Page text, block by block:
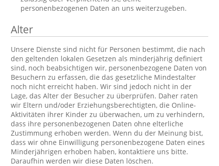
personenbezogenen Daten an uns weiterzugeben.
Alter
Unsere Dienste sind nicht für Personen bestimmt, die nach
den geltenden lokalen Gesetzen als minderjährig definiert
sind, noch beabsichtigen wir, personenbezogene Daten von
Besuchern zu erfassen, die das gesetzliche Mindestalter
noch nicht erreicht haben. Wir sind jedoch nicht in der
Lage, das Alter der Besucher zu überprüfen. Daher raten
wir Eltern und/oder Erziehungsberechtigten, die Online-
Aktivitäten ihrer Kinder zu überwachen, um zu verhindern,
dass ihre personenbezogenen Daten ohne elterliche
Zustimmung erhoben werden. Wenn du der Meinung bist,
dass wir ohne Einwilligung personenbezogene Daten eines
Minderjährigen erhoben haben, kontaktiere uns bitte.
Daraufhin werden wir diese Daten löschen.